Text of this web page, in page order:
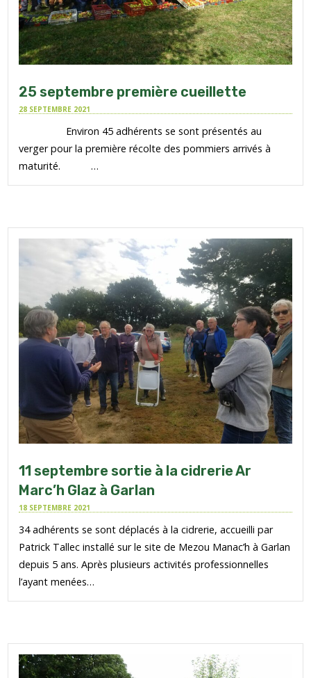
25 septembre première cueillette
28 SEPTEMBRE 2021
Environ 45 adhérents se sont présentés au
verger pour la première récolte des pommiers arrivés à
maturité. …
11 septembre sortie à la cidrerie Ar
Marc’h Glaz à Garlan
18 SEPTEMBRE 2021
34 adhérents se sont déplacés à la cidrerie, accueilli par
Patrick Tallec installé sur le site de Mezou Manac’h à Garlan
depuis 5 ans. Après plusieurs activités professionnelles
l’ayant menées…